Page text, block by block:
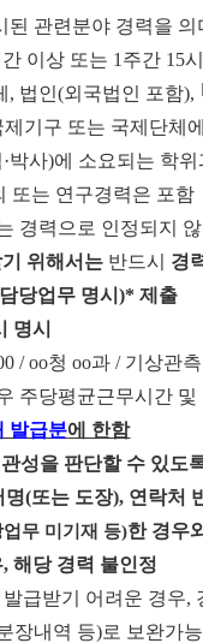
된 관련분야 경력을 의
이상 또는 1 주간 15
, 법인(외국법인 포함),
제기구 또는 국제단체
·박사)에 소요되는 학
또는 연구경력은 포함
경력으로 인정되지
위해서는 반드시 경
당업무 명시)*제출
명시
/ oo청 oo과 / 기상관
주당평균근무시간
발급분에 한함
성을 판단할 수 있도
명(또는 도장), 연락처
업무 미기재 등)한 경우
,해당 경력 불인정
급받기 어려운 경우,
장내역 등)로 보완가능